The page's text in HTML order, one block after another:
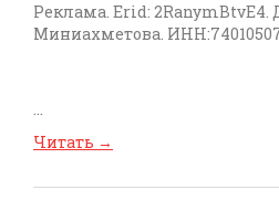
Реклама. Erid: 2RanymBtvE4.
Миниахметова.
...
Читать →